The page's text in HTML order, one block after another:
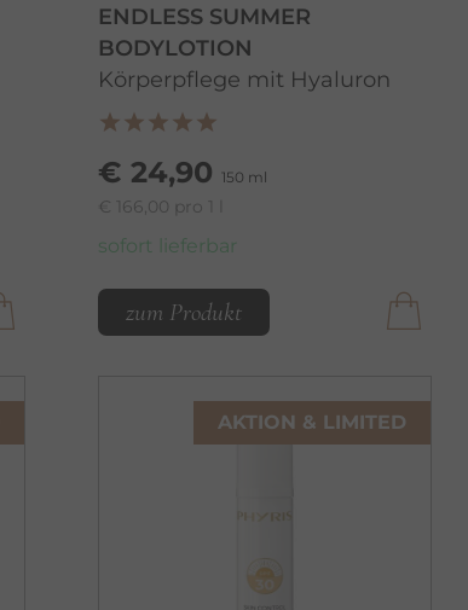
ENDLESS SUMMER
BODYLOTION
Körperpflege mit Hyaluron
€ 24,90 150 ml
€ 166,00 pro 1 l
sofort lieferbar
zum Produkt
AKTION & LIMITED